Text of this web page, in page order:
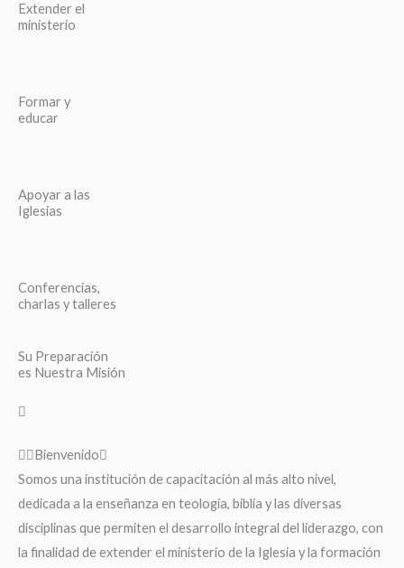
Extender el
ministerio
Formar y
educar
Apoyar a las
Iglesias
Conferencias,
charlas y talleres
Su Preparación
es Nuestra Misión
Bienvenido
Somos una institución de capacitación al más alto nivel,
dedicada a la enseñanza en teología, biblia y las diversas
disciplinas que permiten el desarrollo integral del liderazgo, con
la finalidad de extender el ministerio de la Iglesia y la formación